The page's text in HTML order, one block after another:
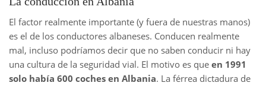
El factor realmente importante (y fuera de nuestras manos)
es el de los conductores albaneses. Conducen realmente
mal, incluso podríamos decir que no saben conducir ni hay
una cultura de la seguridad vial. El motivo es que en 1991
solo había 600 coches en Albania. La férrea dictadura de